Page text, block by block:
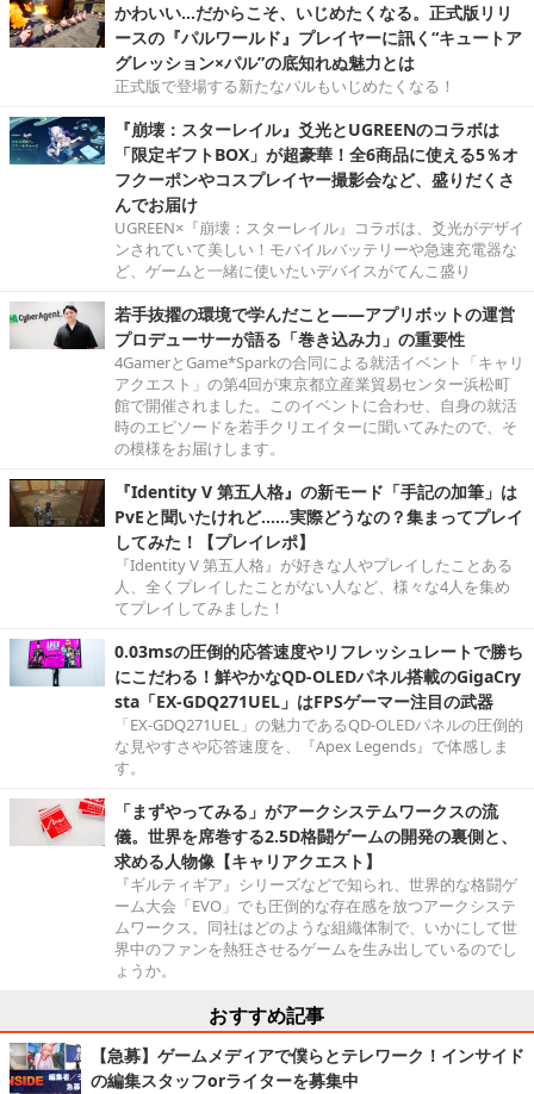
かわいい…だからこそ、いじめたくなる。正式版リリ
ースの『パルワールド』プレイヤーに訊く“キュートア
グレッション×パル”の底知れぬ魅力とは
正式版で登場する新たなパルもいじめたくなる！
『崩壊：スターレイル』爻光とUGREENのコラボは
「限定ギフトBOX」が超豪華！全6商品に使える5％オ
フクーポンやコスプレイヤー撮影会など、盛りだくさ
んでお届け
UGREEN×『崩壊：スターレイル』コラボは、爻光がデザイ
ンされていて美しい！モバイルバッテリーや急速充電器な
ど、ゲームと一緒に使いたいデバイスがてんこ盛り
若手抜擢の環境で学んだこと――アプリボットの運営
プロデューサーが語る「巻き込み力」の重要性
4GamerとGame*Sparkの合同による就活イベント「キャリ
アクエスト」の第4回が東京都立産業貿易センター浜松町
館で開催されました。このイベントに合わせ、自身の就活
時のエピソードを若手クリエイターに聞いてみたので、そ
の模様をお届けします。
『Identity V 第五人格』の新モード「手記の加筆」は
PvEと聞いたけれど……実際どうなの？集まってプレイ
してみた！【プレイレポ】
『Identity V 第五人格』が好きな人やプレイしたことある
人、全くプレイしたことがない人など、様々な4人を集め
てプレイしてみました！
0.03msの圧倒的応答速度やリフレッシュレートで勝ち
にこだわる！鮮やかなQD-OLEDパネル搭載のGigaCry
sta「EX-GDQ271UEL」はFPSゲーマー注目の武器
「EX-GDQ271UEL」の魅力であるQD-OLEDパネルの圧倒的
な見やすさや応答速度を、『Apex Legends』で体感しま
す。
「まずやってみる」がアークシステムワークスの流
儀。世界を席巻する2.5D格闘ゲームの開発の裏側と、
求める人物像【キャリアクエスト】
『ギルティギア』シリーズなどで知られ、世界的な格闘ゲ
ーム大会「EVO」でも圧倒的な存在感を放つアークシステ
ムワークス。同社はどのような組織体制で、いかにして世
界中のファンを熱狂させるゲームを生み出しているのでし
ょうか。
おすすめ記事
【急募】ゲームメディアで僕らとテレワーク！インサイド
の編集スタッフorライターを募集中